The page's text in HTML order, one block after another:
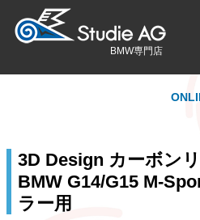
BMW専門店
3D Design カーボン
BMW G14/G15 M-
ラー用